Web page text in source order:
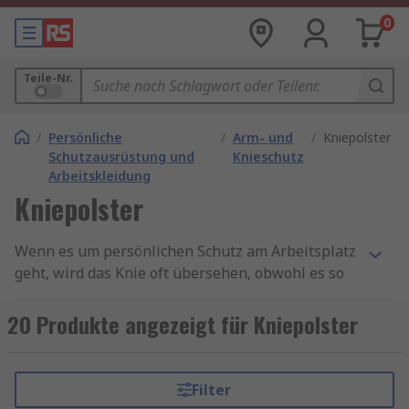
0
Teile-Nr.
/ Persönliche
Schutzausrüstung und
Arbeitskleidung
/ Arm- und
Knieschutz
/ Kniepolster
Kniepolster
Wenn es um persönlichen Schutz am Arbeitsplatz
geht, wird das Knie oft übersehen, obwohl es so
schützen. Dies kann in Form von Kniepolster
erfolgen, die manchmal auch als Kniematten
Personen, die viel knien oder über längere Zeit
20 Produkte angezeigt für Kniepolster
Filter